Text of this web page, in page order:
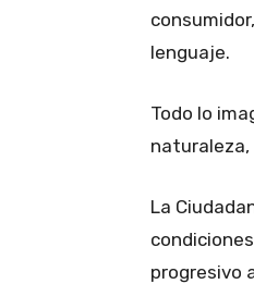
lenguaje.
Todo lo
naturaleza,
La
progresivo